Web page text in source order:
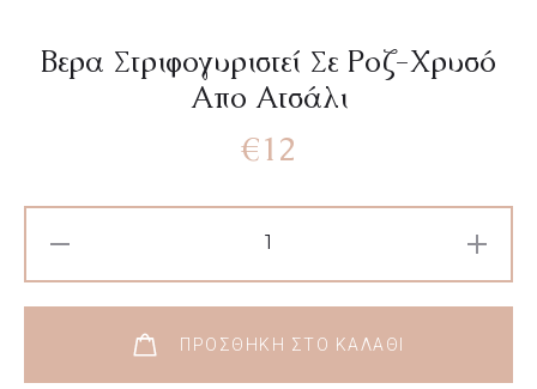
Βερα Στριφογυριστεί Σε Ροζ-Χρυσό
Απο Ατσάλι
€12
ΠΡΟΣΘΉΚΗ ΣΤΟ ΚΑΛΆΘΙ